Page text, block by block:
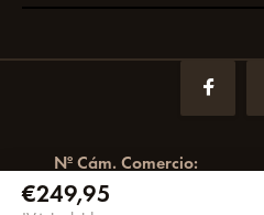
€249,95
Nº Cám. Comercio:
72049766